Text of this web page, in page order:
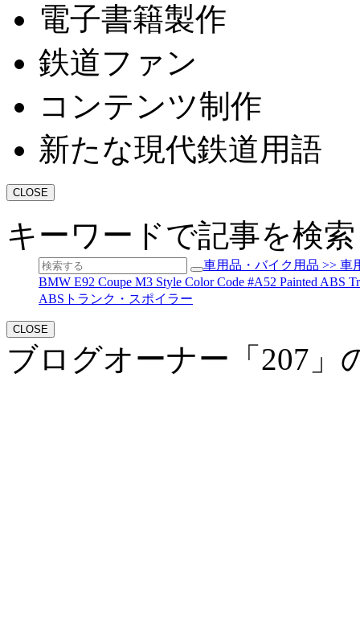
電子書籍製作
鉄道ファン
コンテンツ制作
新たな現代鉄道用語
CLOSE
キーワードで記事を検索
車用品・バイク用品 >> 車
BMW E92 Coupe M3 Style Color Code #A52 Painted
ABSトランク・スポイラー
CLOSE
ブログオーナー「207」